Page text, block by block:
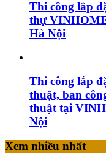
Thi công lắp
thự
Hà Nội
Thi công lắp
thuật, ban
thuật tại
Nội
Xem nhiều nhất